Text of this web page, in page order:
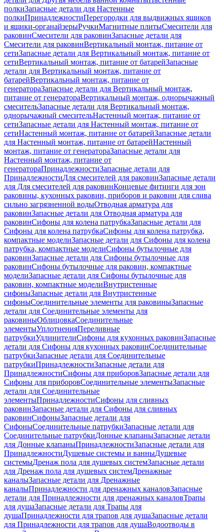
полкиЗапасные детали для Настенные
полкиПринадлежностиПерегородки для выдвижных ящиков
и ящики-органайзерыРучкиМагнитные плитыСмесители для
раковинСмесители для раковинЗапасные детали для
Смесители для раковинВертикальный монтаж, питание от
сетиЗапасные детали для Вертикальный монтаж, питание от
сетиВертикальный монтаж, питание от батарейЗапасные
детали для Вертикальный монтаж, питание от
батарейВертикальный монтаж, питание от
генератораЗапасные детали для Вертикальный монтаж,
питание от генератораВертикальный монтаж, однорычажный
смесительЗапасные детали для Вертикальный монтаж,
однорычажный смесительНастенный монтаж, питание от
сетиЗапасные детали для Настенный монтаж, питание от
сетиНастенный монтаж, питание от батарейЗапасные детали
для Настенный монтаж, питание от батарейНастенный
монтаж, питание от генератораЗапасные детали для
Настенный монтаж, питание от
генератораПринадлежностиЗапасные детали для
ПринадлежностиДля смесителей для раковинЗапасные детали
для Для смесителей для раковинКонцевые фитинги для зон
раковины, кухонных раковин, приборов и раковин для слива
сильно загрязненной водыОтводная арматура для
раковинЗапасные детали для Отводная арматура для
раковинСифоны для колена патрубкаЗапасные детали для
Сифоны для колена патрубкаСифоны для колена патрубка,
компактные моделиЗапасные детали для Сифоны для колена
патрубка, компактные моделиСифоны бутылочные для
раковинЗапасные детали для Сифоны бутылочные для
раковинСифоны бутылочные для раковин, компактные
моделиЗапасные детали для Сифоны бутылочные для
раковин, компактные моделиВнутристенные
сифоныЗапасные детали для Внутристенные
сифоныСоединительные элементы для раковиныЗапасные
детали для Соединительные элементы для
раковиныОблицовкаСоединительные
элементыУплотненияПереливные
патрубкиУдлинителиСифоны для кухонных раковинЗапасные
детали для Сифоны для кухонных раковинСоединительные
патрубкиЗапасные детали для Соединительные
патрубкиПринадлежностиЗапасные детали для
ПринадлежностиСифоны для приборовЗапасные детали для
Сифоны для приборовСоединительные элементыЗапасные
детали для Соединительные
элементыПринадлежностиСифоны для сливных
раковинЗапасные детали для Сифоны для сливных
раковинСифоныЗапасные детали для
СифоныСоединительные патрубкиЗапасные детали для
Соединительные патрубкиДонные клапаныЗапасные детали
для Донные клапаныПринадлежностиЗапасные детали для
ПринадлежностиДушевые системы и ванныДушевые
системыДренаж пола для душевых системЗапасные детали
для Дренаж пола для душевых системДренажные
каналыЗапасные детали для Дренажные
каналыПринадлежности для дренажных каналовЗапасные
детали для Принадлежности для дренажных каналовТрапы
для душаЗапасные детали для Трапы для
душаПринадлежности для трапов для душаЗапасные детали
для Принадлежности для трапов для душаВодоотводы в